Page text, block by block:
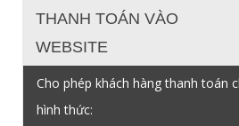
THANH TOÁN VÀO
WEBSITE
Cho phép khách hàng thanh toán
hình thức: